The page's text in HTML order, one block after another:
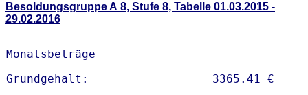
Besoldungsgruppe A 8, Stufe 8, Tabelle 01.03.2015 -
29.02.2016
Monatsbeträge